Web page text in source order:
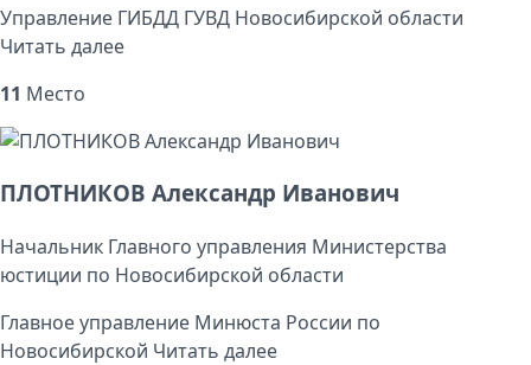
Управление ГИБДД ГУВД Новосибирской области
Читать далее
11 Место
ПЛОТНИКОВ Александр Иванович
Начальник Главного управления Министерства
юстиции по Новосибирской области
Главное управление Минюста России по
Новосибирской Читать далее